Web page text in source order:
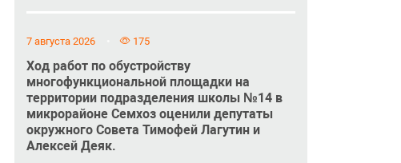
7 августа 2026 175
Ход работ по обустройству
многофункциональной площадки на
территории подразделения школы №14 в
микрорайоне Семхоз оценили депутаты
окружного Совета Тимофей Лагутин и
Алексей Деяк.